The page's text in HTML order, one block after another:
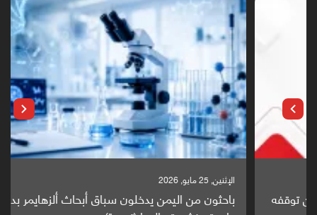
باحثون من اليمن يدخلون سباق أبحاث ألزهايمر بدراسة